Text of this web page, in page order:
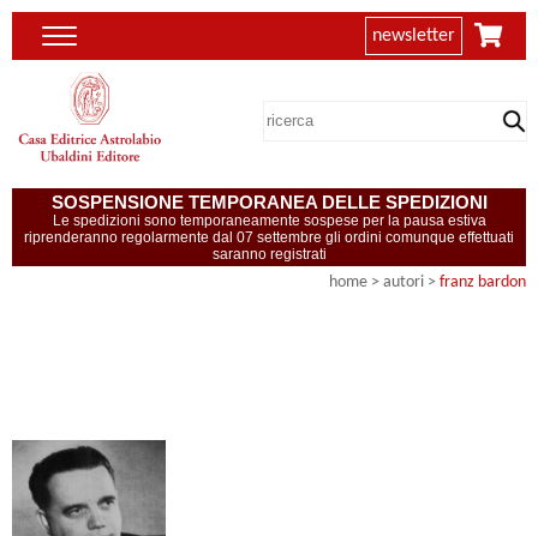
newsletter
SOSPENSIONE TEMPORANEA DELLE SPEDIZIONI
Le spedizioni sono temporaneamente sospese per la pausa estiva
riprenderanno regolarmente dal 07 settembre gli ordini comunque effettuati
saranno registrati
home > autori > franz bardon